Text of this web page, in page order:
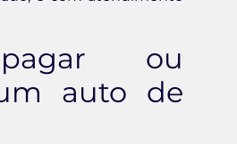
ou
auto de